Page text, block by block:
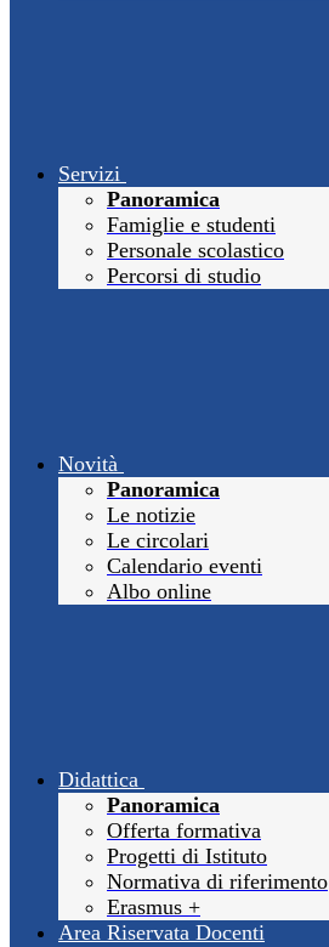
Servizi
Panoramica
Famiglie e studenti
Personale scolastico
Percorsi di studio
Novità
Panoramica
Le notizie
Le circolari
Calendario eventi
Albo online
Didattica
Panoramica
Offerta formativa
Progetti di Istituto
Normativa di riferimento
Erasmus +
Area Riservata Docenti